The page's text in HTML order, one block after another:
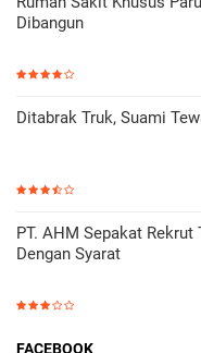
Dibangun
Ditabrak Truk, Suami
PT. AHM Sepakat Rekrut
Dengan Syarat
FACEBOOK